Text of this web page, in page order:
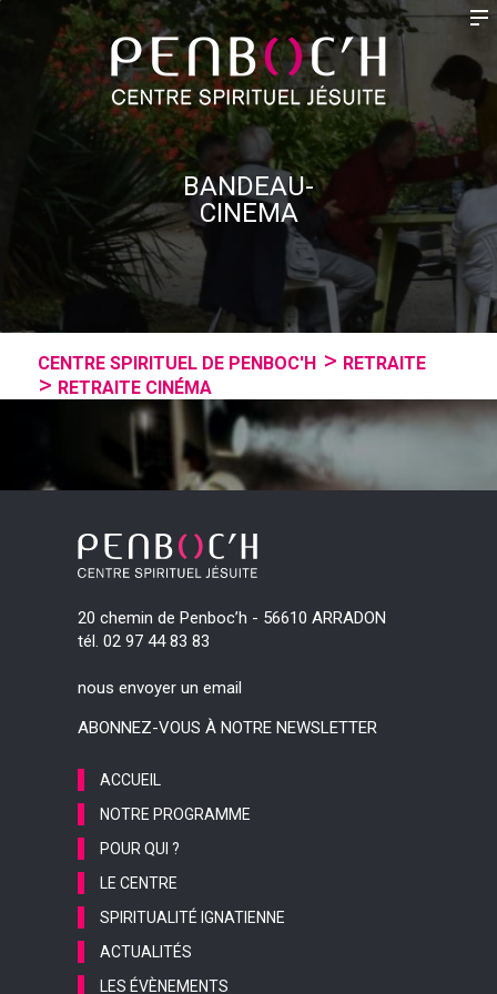
BANDEAU-
CINEMA
CENTRE SPIRITUEL DE PENBOC'H
RETRAITE
RETRAITE CINÉMA
20 chemin de Penboc’h - 56610 ARRADON
tél. 02 97 44 83 83
nous envoyer un email
ABONNEZ-VOUS À NOTRE NEWSLETTER
ACCUEIL
NOTRE PROGRAMME
POUR QUI ?
LE CENTRE
SPIRITUALITÉ IGNATIENNE
ACTUALITÉS
LES ÉVÈNEMENTS